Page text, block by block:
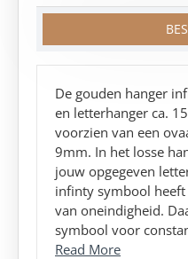
De gouden hanger
en letterhanger ca.
voorzien van een
9mm. In het losse
jouw opgegeven
infinty symbool
van oneindigheid.
symbool voor
Read More